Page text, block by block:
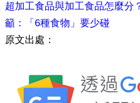
超加工食品與加工食品怎麼分
籲：「6種食物」要少碰
原文出處：